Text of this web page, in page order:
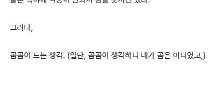
그러나,
곰곰이 드는 생각. (일단, 곰곰이 생각하니 내가 곰은 아니였고,)